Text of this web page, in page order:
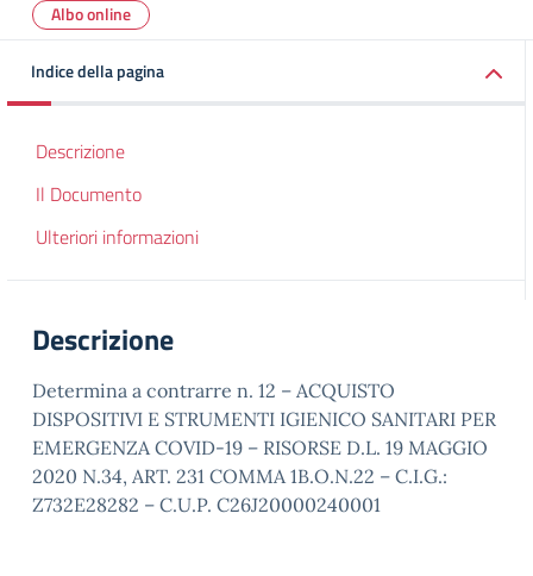
Albo online
Indice della pagina
Descrizione
Il Documento
Ulteriori informazioni
Descrizione
Determina a contrarre n. 12 – ACQUISTO
DISPOSITIVI E STRUMENTI IGIENICO SANITARI PER
EMERGENZA COVID-19 – RISORSE D.L. 19 MAGGIO
2020 N.34, ART. 231 COMMA 1B.O.N.22 – C.I.G.:
Z732E28282 – C.U.P. C26J20000240001